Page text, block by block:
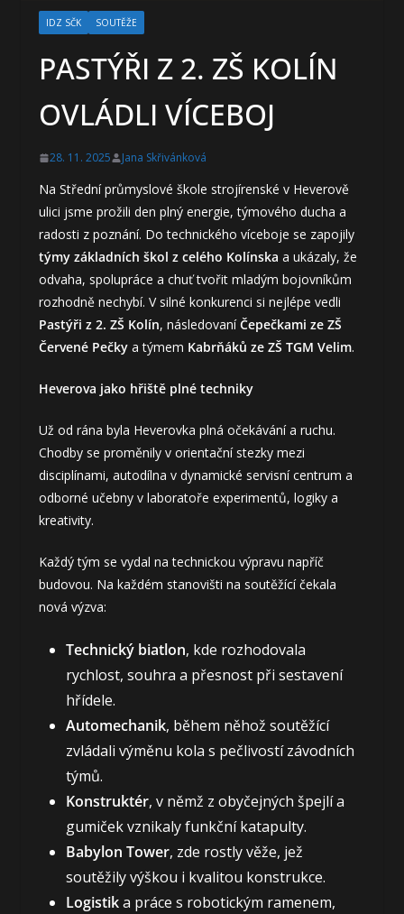
IDZ SČK SOUTĚŽE
PASTÝŘI Z 2. ZŠ KOLÍN
OVLÁDLI VÍCEBOJ
28. 11. 2025 Jana Skřivánková
Na Střední průmyslové škole strojírenské v Heverově
ulici jsme prožili den plný energie, týmového ducha a
radosti z poznání. Do technického víceboje se zapojily
týmy základních škol z celého Kolínska a ukázaly, že
odvaha, spolupráce a chuť tvořit mladým bojovníkům
rozhodně nechybí. V silné konkurenci si nejlépe vedli
Pastýři z 2. ZŠ Kolín, následovaníČepečkami ze ZŠ
Červené Pečkya týmem Kabrňáků ze ZŠ TGM Velim.
Heverova jako hřiště plné techniky
Už od rána byla Heverovka plná očekávání a ruchu.
Chodby se proměnily v orientační stezky mezi
disciplínami, autodílna v dynamické servisní centrum a
odborné učebny v laboratoře experimentů, logiky a
kreativity.
Každý tým se vydal na technickou výpravu napříč
budovou. Na každém stanovišti na soutěžící čekala
nová výzva:
Technický biatlon, kde rozhodovala
rychlost, souhra a přesnost při sestavení
hřídele.
Automechanik, během něhož soutěžící
zvládali výměnu kola s pečlivostí závodních
týmů.
Konstruktér, v němž z obyčejných špejlí a
gumiček vznikaly funkční katapulty.
Babylon Tower, zde rostly věže, jež
soutěžily výškou i kvalitou konstrukce.
Logistika práce s robotickým ramenem,